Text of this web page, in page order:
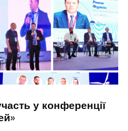
у конференції